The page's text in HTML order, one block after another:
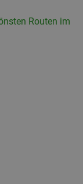
Routen im